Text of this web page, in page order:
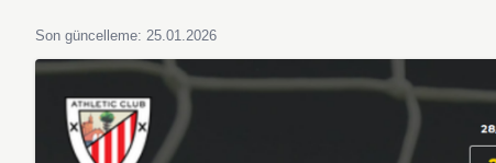
Son güncelleme: 25.01.2026